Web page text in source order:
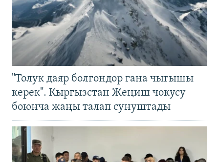
"Толук даяр болгондор гана чыгышы
керек". Кыргызстан Жеңиш чокусу
боюнча жаңы талап сунуштады